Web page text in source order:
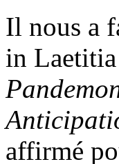
Il nous a
in Laetitia
affirmé